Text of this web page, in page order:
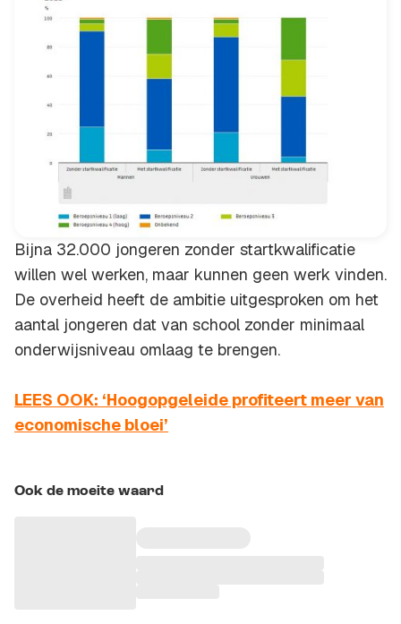
Bijna 32.000 jongeren zonder startkwalificatie
willen wel werken, maar kunnen geen werk vinden.
De overheid heeft de ambitie uitgesproken om het
aantal jongeren dat van school zonder minimaal
onderwijsniveau omlaag te brengen.
LEES OOK: ‘Hoogopgeleide profiteert meer van
economische bloei’
Ook de moeite waard